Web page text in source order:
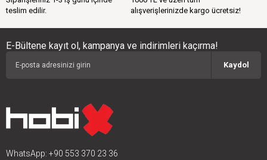
teslim edilir.
alışverişlerinizde kargo ücretsiz!
E-Bültene kayıt ol, kampanya ve indirimleri kaçırma!
Kaydol
WhatsApp: +90 553 370 23 36